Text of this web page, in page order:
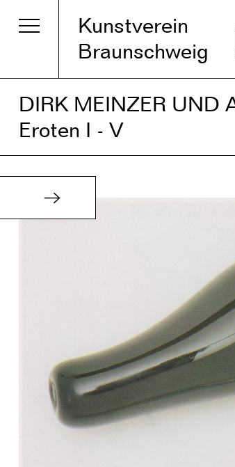
Kunstverein
Braunschweig
DIRK MEINZER UND
Eroten I - V